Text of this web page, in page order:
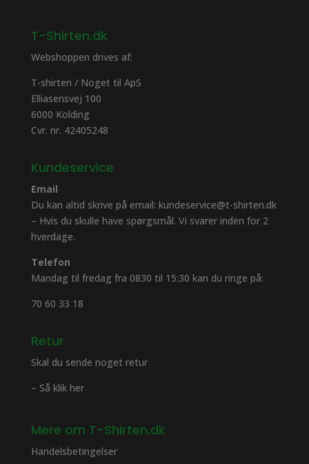
T-Shirten.dk
Webshoppen drives af:
T-shirten / Noget til ApS
Elliasensvej 100
6000 Kolding
Cvr. nr. 42405248
Kundeservice
Email
Du kan altid skrive på email: kundeservice@t-shirten.dk
– Hvis du skulle have spørgsmål. Vi svarer inden for 2
hverdage.
Telefon
Mandag til fredag fra 0830 til 15:30 kan du ringe på:
70 60 33 18
Retur
Skal du sende noget retur
– Så klik her
Mere om T-Shirten.dk
Handelsbetingelser